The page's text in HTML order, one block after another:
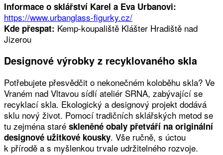
Informace o sklářství Karel a Eva Urbanovi:
https://www.urbanglass-figurky.cz/
Kde přespat: Kemp-koupaliště Klášter Hradiště nad
Jizerou
Designové výrobky z recyklovaného skla
Potřebujete přesvědčit o nekonečném koloběhu skla? Ve
Vraném nad Vltavou sídlí ateliér SRNA, zabývající se
recyklací skla. Ekologický a designový projekt dodává
sklu nový život. Pomocí tradičních sklářských metod se
tu zejména staré skleněné obaly přetváří na originální
designové užitkové kousky. Vše ručně, s úctou
k přírodě a s myšlenkou trvale udržitelného rozvoje.